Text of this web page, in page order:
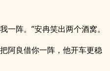
一阵。”安冉笑出两个酒窝。
阿良借你一阵，他开车更稳